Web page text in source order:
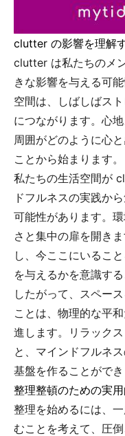
clutter の影響を理解
clutter は私たちのメ
きな影響を与える可
空間は、しばしばス
につながります。心
周囲がどのように心
ことから始まります。
私たちの生活空間が
ドフルネスの実践か
可能性があります。
さと集中の扉を開き
し、今ここにいるこ
を与えるかを意識する
したがって、スペー
ことは、物理的な平
進します。リラック
と、マインドフルネ
基盤を作ることができ
整理整頓のための実
整理を始めるには、
むことを考えて、圧